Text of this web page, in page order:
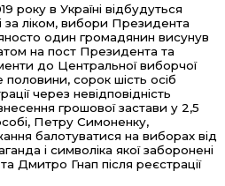
року в Україні відбудуться
за ліком, вибори Президента
один громадянин висунув
на пост Президента та
до Центральної виборчої
половини, сорок шість осіб
через невідповідність
грошової застави у 2,5
Петру Симоненку,
балотуватися на виборах від
і символіка якої заборонені
Дмитро Гнап після реєстрації